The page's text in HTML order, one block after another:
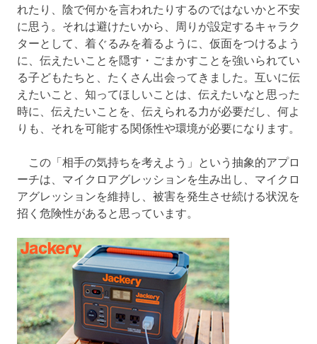
れたり、陰で何かを言われたりするのではないかと不安
に思う。それは避けたいから、周りが設定するキャラク
ターとして、着ぐるみを着るように、仮面をつけるよう
に、伝えたいことを隠す・ごまかすことを強いられてい
る子どもたちと、たくさん出会ってきました。互いに伝
えたいこと、知ってほしいことは、伝えたいなと思った
時に、伝えたいことを、伝えられる力が必要だし、何よ
りも、それを可能する関係性や環境が必要になります。
この「相手の気持ちを考えよう」という抽象的アプロ
ーチは、マイクロアグレッションを生み出し、マイクロ
アグレッションを維持し、被害を発生させ続ける状況を
招く危険性があると思っています。